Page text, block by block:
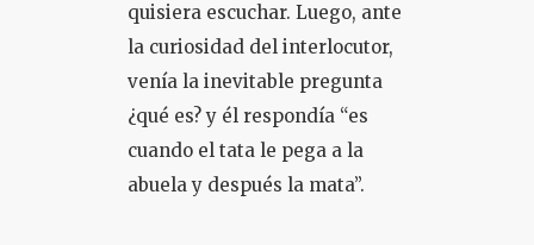
COLOQUIO + CURSOS
quisiera escuchar. Luego, ante
la curiosidad del interlocutor,
venía la inevitable pregunta
¿qué es? y él respondía “es
cuando el tata le pega a la
abuela y después la mata”.